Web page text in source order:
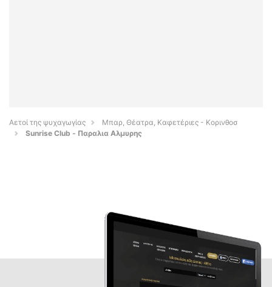
Αετοί της ψυχαγωγίας
Μπαρ, Θέατρα, Καφετέριες - Κορινθοσ
Sunrise Club - Παραλια Αλμυρης